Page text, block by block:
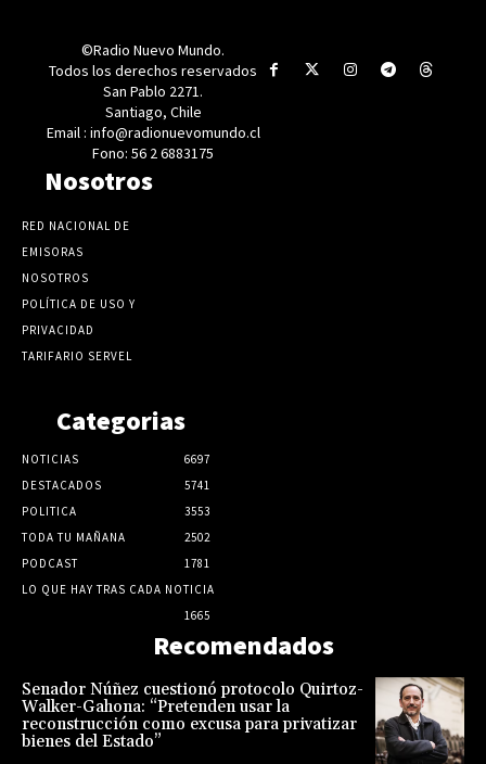
©Radio Nuevo Mundo.
Todos los derechos reservados
San Pablo 2271.
Santiago, Chile
Email : info@radionuevomundo.cl
Fono: 56 2 6883175
Nosotros
RED NACIONAL DE
EMISORAS
NOSOTROS
POLÍTICA DE USO Y
PRIVACIDAD
TARIFARIO SERVEL
Categorias
NOTICIAS
6697
DESTACADOS
5741
POLITICA
3553
TODA TU MAÑANA
2502
PODCAST
1781
LO QUE HAY TRAS CADA NOTICIA
1665
Recomendados
Senador Núñez cuestionó protocolo Quirtoz-
Walker-Gahona: “Pretenden usar la
reconstrucción como excusa para privatizar
bienes del Estado”